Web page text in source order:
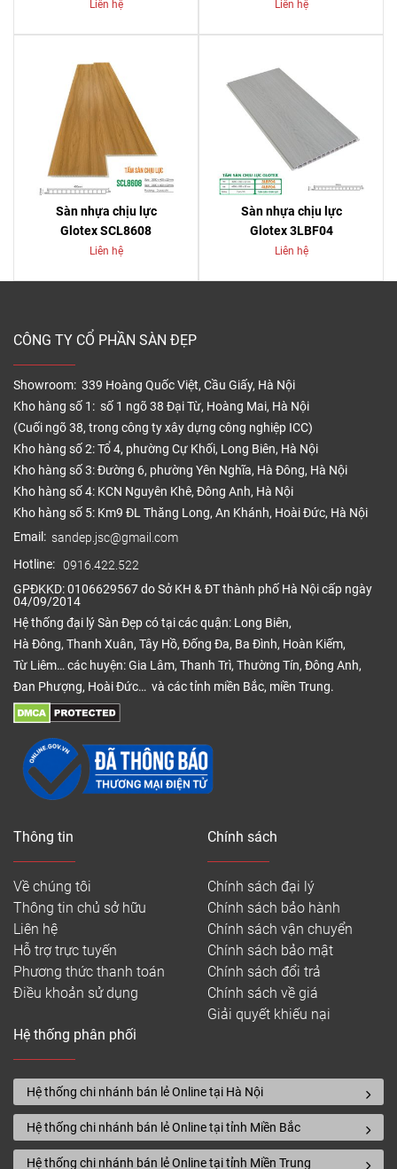
Liên hệ Liên hệ
Sàn nhựa chịu lực
Glotex SCL8608
Liên hệ
Sàn nhựa chịu lực
Glotex 3LBF04
Liên hệ
CÔNG TY CỔ PHẦN SÀN ĐẸP
Showroom: 339 Hoàng Quốc Việt, Cầu Giấy, Hà Nội
Kho hàng số 1: số 1 ngõ 38 Đại Từ, Hoàng Mai, Hà Nội
(Cuối ngõ 38, trong công ty xây dựng công nghiệp ICC)
Kho hàng số 2: Tổ 4, phường Cự Khối, Long Biên, Hà Nội
Kho hàng số 3: Đường 6, phường Yên Nghĩa, Hà Đông, Hà Nội
Kho hàng số 4: KCN Nguyên Khê, Đông Anh, Hà Nội
Kho hàng số 5: Km9 ĐL Thăng Long, An Khánh, Hoài Đức, Hà Nội
Email: sandep.jsc@gmail.com
Hotline: 0916.422.522
GPĐKKD: 0106629567 do Sở KH & ĐT thành phố Hà Nội cấp ngày
04/09/2014
Hệ thống đại lý Sàn Đẹp có tại các quận: Long Biên,
Hà Đông, Thanh Xuân, Tây Hồ, Đống Đa, Ba Đình, Hoàn Kiếm,
Từ Liêm… các huyện: Gia Lâm, Thanh Trì, Thường Tín, Đông Anh,
Đan Phượng, Hoài Đức… và các tỉnh miền Bắc, miền Trung.
Thông tin
Về chúng tôi
Thông tin chủ sở hữu
Liên hệ
Hỗ trợ trực tuyến
Phương thức thanh toán
Điều khoản sử dụng
Chính sách
Chính sách đại lý
Chính sách bảo hành
Chính sách vận chuyển
Chính sách bảo mật
Chính sách đổi trả
Chính sách về giá
Giải quyết khiếu nại
Hệ thống phân phối
Hệ thống chi nhánh bán lẻ Online tại Hà Nội
Hệ thống chi nhánh bán lẻ Online tại tỉnh Miền Bắc
Hệ thống chi nhánh bán lẻ Online tại tỉnh Miền Trung